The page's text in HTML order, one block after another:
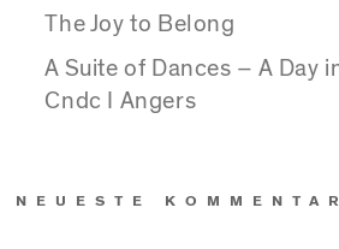
The Joy to Belong
A Suite of Dances – A Day
Cndc I Angers
NEUESTE